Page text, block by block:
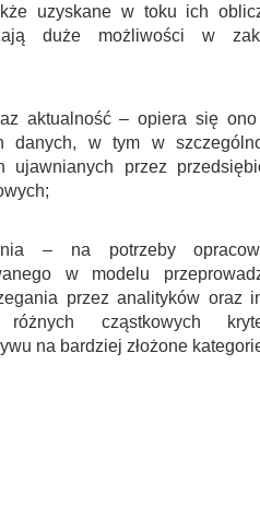
uzyskane w toku ich
duże możliwości w
aktualność – opiera się
danych, w tym w
ujawnianych przez
– na potrzeby
w modelu
przez analityków oraz
różnych cząstkowych
na bardziej złożone